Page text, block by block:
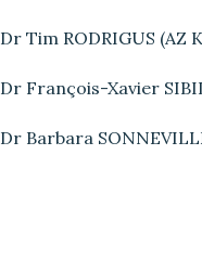
Dr Tim RODRIGUS (AZ
Dr François-Xavier
Dr Barbara